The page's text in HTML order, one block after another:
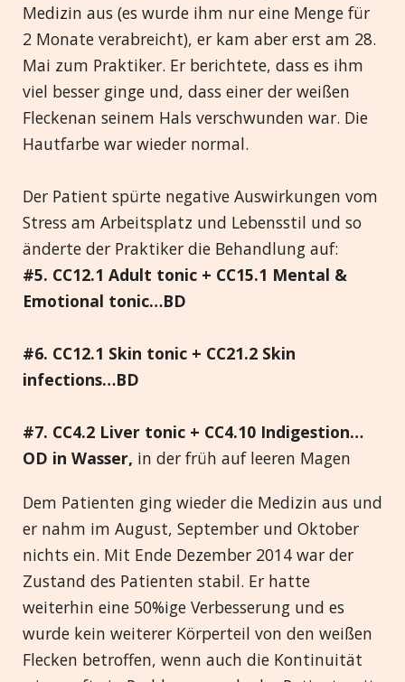
Medizin aus (es wurde ihm nur eine Menge für
2 Monate verabreicht), er kam aber erst am 28.
Mai zum Praktiker. Er berichtete, dass es ihm
viel besser ginge und, dass einer der weißen
Fleckenan seinem Hals verschwunden war. Die
Hautfarbe war wieder normal.
Der Patient spürte negative Auswirkungen vom
Stress am Arbeitsplatz und Lebensstil und so
änderte der Praktiker die Behandlung auf:
#5. CC12.1 Adult tonic + CC15.1 Mental &
Emotional tonic…BD
#6. CC12.1 Skin tonic + CC21.2 Skin
infections…BD
#7. CC4.2 Liver tonic + CC4.10 Indigestion…
OD in Wasser, in der früh auf leeren Magen
Dem Patienten ging wieder die Medizin aus und
er nahm im August, September und Oktober
nichts ein. Mit Ende Dezember 2014 war der
Zustand des Patienten stabil. Er hatte
weiterhin eine 50%ige Verbesserung und es
wurde kein weiterer Körperteil von den weißen
Flecken betroffen, wenn auch die Kontinuität